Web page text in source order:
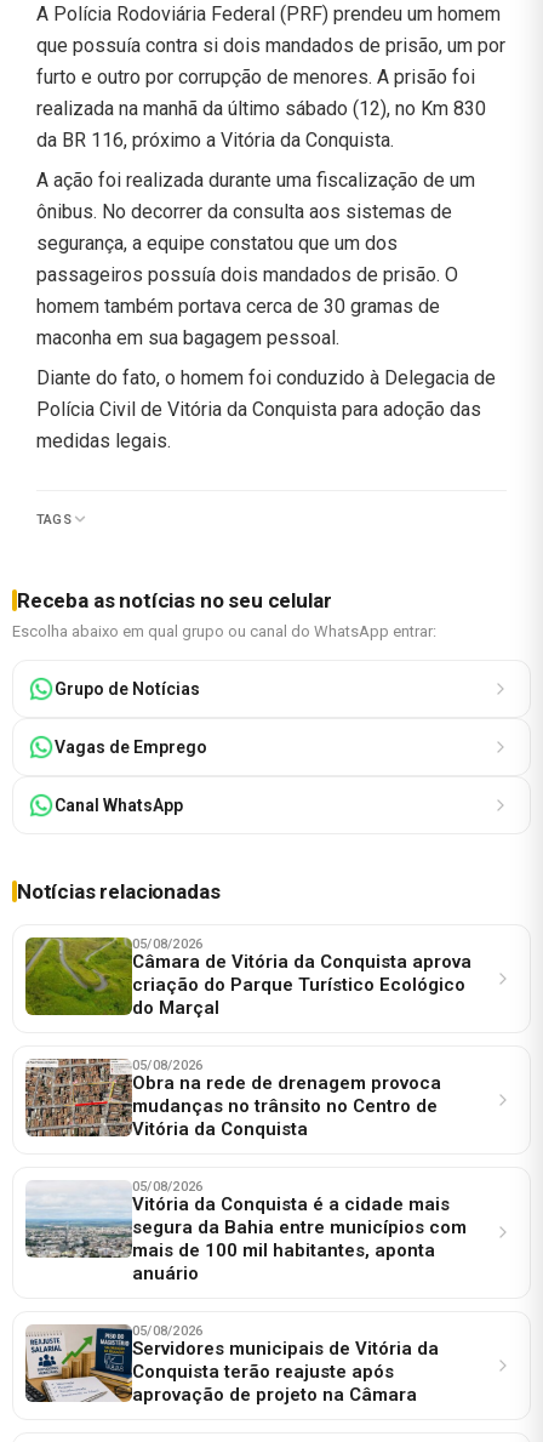
A Polícia Rodoviária Federal (PRF) prendeu um homem
que possuía contra si dois mandados de prisão, um por
furto e outro por corrupção de menores. A prisão foi
realizada na manhã da último sábado (12), no Km 830
da BR 116, próximo a Vitória da Conquista.
A ação foi realizada durante uma fiscalização de um
ônibus. No decorrer da consulta aos sistemas de
segurança, a equipe constatou que um dos
passageiros possuía dois mandados de prisão. O
homem também portava cerca de 30 gramas de
maconha em sua bagagem pessoal.
Diante do fato, o homem foi conduzido à Delegacia de
Polícia Civil de Vitória da Conquista para adoção das
medidas legais.
TAGS
Receba as notícias no seu celular
Escolha abaixo em qual grupo ou canal do WhatsApp entrar:
Grupo de Notícias
Vagas de Emprego
Canal WhatsApp
Notícias relacionadas
05/08/2026
Câmara de Vitória da Conquista aprova
criação do Parque Turístico Ecológico
do Marçal
05/08/2026
Obra na rede de drenagem provoca
mudanças no trânsito no Centro de
Vitória da Conquista
05/08/2026
Vitória da Conquista é a cidade mais
segura da Bahia entre municípios com
mais de 100 mil habitantes, aponta
anuário
05/08/2026
Servidores municipais de Vitória da
Conquista terão reajuste após
aprovação de projeto na Câmara